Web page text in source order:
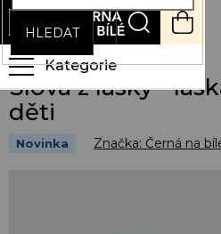
Přejít
obsah
HLEDAT
KOŠÍK
Slova z lásky -
děti
Novinka Značka: Černá na